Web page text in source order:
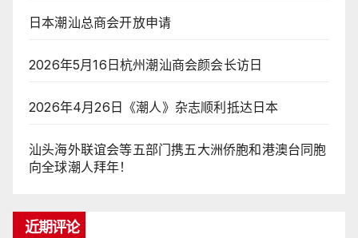
日本潮汕总商会开放申请
2026年5月16日杭州潮汕商会颜会长访日
2026年4月26日《潮人》杂志顺利抵达日本
汕头海外联谊会等五部门携五大洲侨胞和港澳台同胞
向全球潮人拜年！
近期评论